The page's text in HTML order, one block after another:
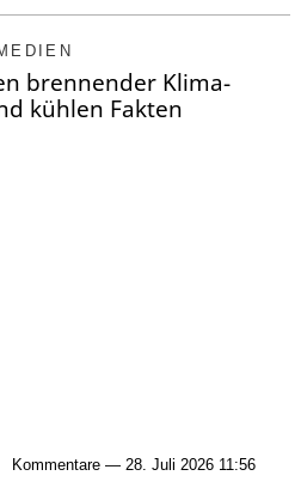
brennender Klima-
kühlen Fakten
Kommentare — 28. Juli 2026 11:56